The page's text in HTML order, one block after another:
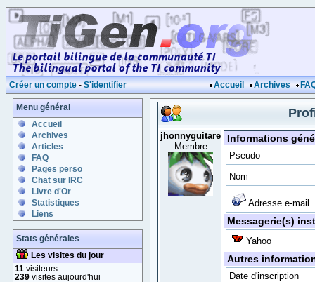
Créer un compte - S'identifier Accueil Archives
Menu général
Accueil
Archives
Articles
FAQ
Pages perso
Chat sur IRC
Livre d'Or
Statistiques
Liens
Stats générales
Les visites du jour
11 visiteurs.
239 visites aujourd'hui
jhonnyguitare
Membre
Informations
Pseudo
Nom
Adresse e-mail
Messagerie(s)
Yahoo
Autres
Date d'inscription